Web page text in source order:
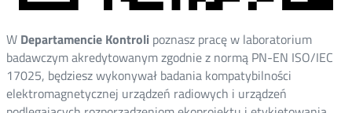
W Departamencie Kontroli poznasz pracę w laboratorium
badawczym akredytowanym zgodnie z normą PN-EN ISO/IEC
17025, będziesz wykonywał badania kompatybilności
elektromagnetycznej urządzeń radiowych i urządzeń